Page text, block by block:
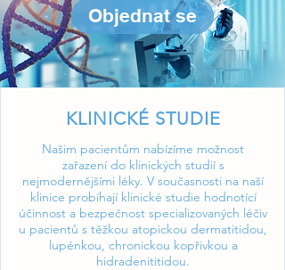
Objednat se
KLINICKÉ STUDIE
Našim pacientům nabízíme možnost
zařazení do klinických studií s
nejmodernějšími léky. V současnosti na naší
klinice probíhají klinické studie hodnotící
účinnost a bezpečnost specializovaných léčiv
u pacientů s těžkou atopickou dermatitidou,
lupénkou, chronickou kopřivkou a
hidradenititidou.